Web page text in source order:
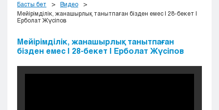
Атырау
Жезказган
Кокшетау
Басты бет
Видео
Мейірімділік, жанашырлық танытпаған бізден емес | 28-бекет |
Ерболат Жүсіпов
Мейірімділік, жанашырлық танытпаған
бізден емес | 28-бекет | Ерболат Жүсіпов